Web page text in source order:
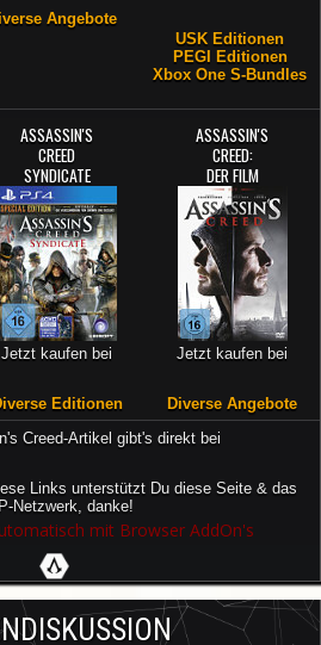
Angebote
USK Editionen
PEGI Editionen
Xbox One S-Bundles
ASSASSIN'S
CREED
SYNDICATE
Jetzt kaufen bei
Editionen
ASSASSIN'S
CREED:
DER FILM
Jetzt kaufen bei
Diverse Angebote
Creed-Artikel gibt's direkt bei
Links unterstützt Du diese Seite & das
Netzwerk, danke!
mit Browser AddOn's